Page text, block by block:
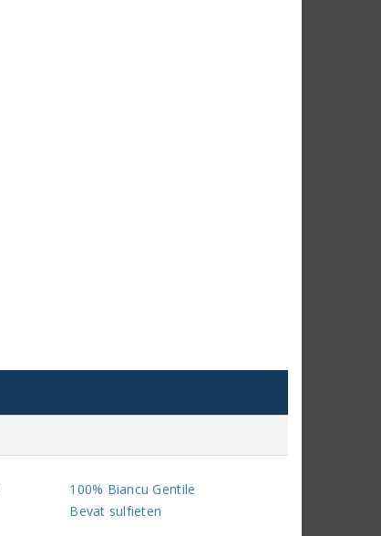
100% Biancu Gentile
Bevat sulfieten